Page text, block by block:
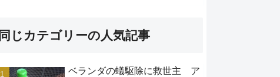
同じカテゴリーの人気記事
ベランダの蟻駆除に救世主 ア